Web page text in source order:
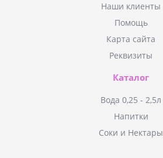
Наши клиенты
Помощь
Карта сайта
Реквизиты
Каталог
Вода 0,25 - 2,5л
Напитки
Соки и Нектары